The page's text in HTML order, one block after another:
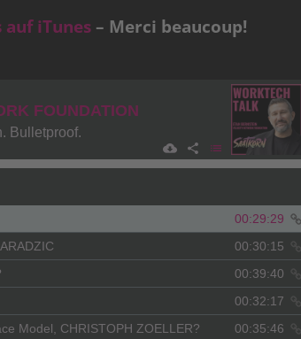
iTunes – Merci beaucoup!